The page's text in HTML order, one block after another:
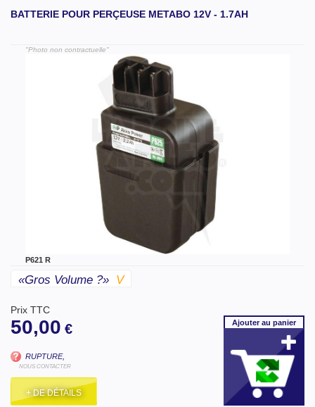
BATTERIE POUR PERÇEUSE METABO 12V - 1.7AH
"Photo non contractuelle"
P621 R
«gros Volume ?» V
Prix TTC
50,00 €
RUPTURE,
NOUS CONTACTER
+ DE DÉTAILS
Ajouterau panier